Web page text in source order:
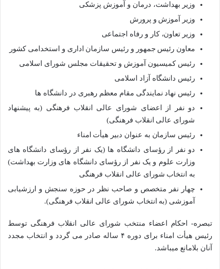
وزیر بهداشت، درمان و آموزش پزشکی
وزیر آموزش و پرورش
وزیر تعاون، کار و رفاه اجتماعی
معاون رئیس جمهور و رئیس سازمان اداری و استخدامی کشور
رئیس کمیسیون آموزش و تحقیقات مجلس شورای اسلامی
رئیس دانشگاه آزاد اسلامی
رئیس نهاد نمایندگی مقام معظم رهبری در دانشگاه ­ها
دو نفر از اعضای شورای عالی انقلاب فرهنگی (به پیشنهاد
شورای عالی انقلاب فرهنگی)
رئیس سازمان به عنوان دبیر هیأت امناء
دو نفر از رؤسای دانشگاه ­ها (یک نفر از رؤسای دانشگاه ­های
وزارت علوم و یک نفر از رؤسای دانشگاه­ های وزارت بهداشت)
به انتخاب شورای عالی انقلاب فرهنگی
چهار نفر متخصص و صاحب نظر در حوزه سنجش و ارزشیابی
آموزشی (به انتخاب شورای عالی انقلاب فرهنگی).
تبصره- احکام اعضاء منتخب شورای ­عالی انقلاب فرهنگی توسط
رئیس هیأت­ امناء برای دوره ۴ ساله صادر می ­گردد و انتخاب مجدد
آنان بلامانع می­باشد.